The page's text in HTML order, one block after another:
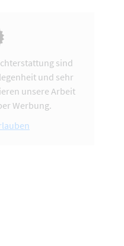
sind
und sehr
unsere Arbeit
Werbung.